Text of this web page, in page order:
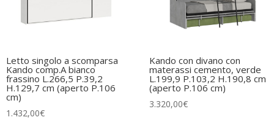
Letto singolo a scomparsa
Kando comp.A bianco
frassino L.266,5 P.39,2
H.129,7 cm (aperto P.106
cm)
1.432,00€
Kando con divano con
materassi cemento, verde
L.199,9 P.103,2 H.190,8 cm
(aperto P.106 cm)
3.320,00€